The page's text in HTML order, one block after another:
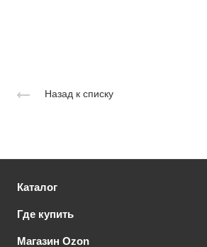
Назад к списку
Каталог
Где купить
Магазин Ozon